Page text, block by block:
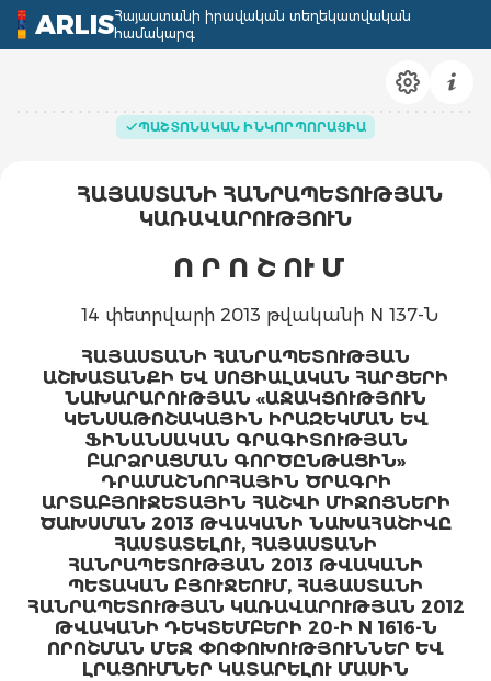
ARLISՀայաստանի իրավական տեղեկատվական
համակարգ
ՊԱՇՏՈՆԱԿԱՆ ԻՆԿՈՐՊՈՐԱՑԻԱ
ՀԱՅԱՍՏԱՆԻ ՀԱՆՐԱՊԵՏՈՒԹՅԱՆ
ԿԱՌԱՎԱՐՈՒԹՅՈՒՆ
Ո Ր Ո Շ ՈՒ Մ
14 փետրվարի 2013 թվականի N 137-Ն
ՀԱՅԱՍՏԱՆԻ ՀԱՆՐԱՊԵՏՈՒԹՅԱՆ
ԱՇԽԱՏԱՆՔԻ ԵՎ ՍՈՑԻԱԼԱԿԱՆ ՀԱՐՑԵՐԻ
ՆԱԽԱՐԱՐՈՒԹՅԱՆ «ԱՋԱԿՑՈՒԹՅՈՒՆ
ԿԵՆՍԱԹՈՇԱԿԱՅԻՆ ԻՐԱԶԵԿՄԱՆ ԵՎ
ՖԻՆԱՆՍԱԿԱՆ ԳՐԱԳԻՏՈՒԹՅԱՆ
ԲԱՐՁՐԱՑՄԱՆ ԳՈՐԾԸՆԹԱՑԻՆ»
ԴՐԱՄԱՇՆՈՐՀԱՅԻՆ ԾՐԱԳՐԻ
ԱՐՏԱԲՅՈՒՋԵՏԱՅԻՆ ՀԱՇՎԻ ՄԻՋՈՑՆԵՐԻ
ԾԱԽՍՄԱՆ 2013 ԹՎԱԿԱՆԻ ՆԱԽԱՀԱՇԻՎԸ
ՀԱՍՏԱՏԵԼՈՒ, ՀԱՅԱՍՏԱՆԻ
ՀԱՆՐԱՊԵՏՈՒԹՅԱՆ 2013 ԹՎԱԿԱՆԻ
ՊԵՏԱԿԱՆ ԲՅՈՒՋԵՈՒՄ, ՀԱՅԱՍՏԱՆԻ
ՀԱՆՐԱՊԵՏՈՒԹՅԱՆ ԿԱՌԱՎԱՐՈՒԹՅԱՆ 2012
ԹՎԱԿԱՆԻ ԴԵԿՏԵՄԲԵՐԻ 20-Ի N 1616-Ն
ՈՐՈՇՄԱՆ ՄԵՋ ՓՈՓՈԽՈՒԹՅՈՒՆՆԵՐ ԵՎ
ԼՐԱՑՈՒՄՆԵՐ ԿԱՏԱՐԵԼՈՒ ՄԱՍԻՆ